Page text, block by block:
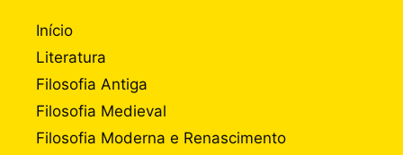
Início
Literatura
Filosofia Antiga
Filosofia Medieval
Filosofia Moderna e Renascimento